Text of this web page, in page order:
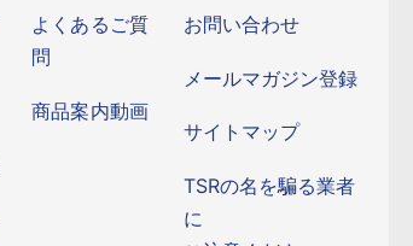
よくあるご質
問
商品案内動画
お問い合わせ
メールマガジン登録
サイトマップ
TSRの名を騙る業者
に